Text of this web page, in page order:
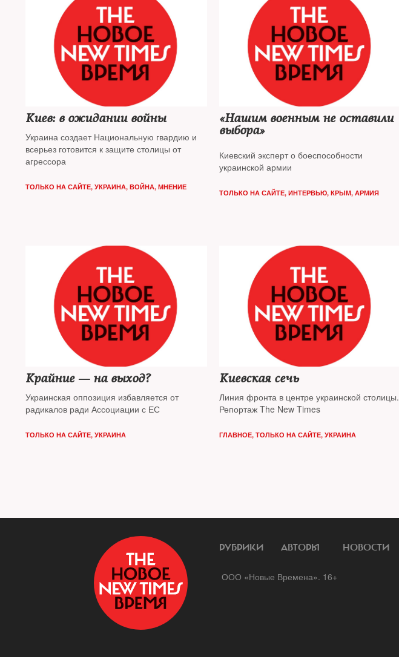
Киев: в ожидании войны
Украина создает Национальную гвардию и
всерьез готовится к защите столицы от
агрессора
ТОЛЬКО НА САЙТЕ, УКРАИНА, ВОЙНА, МНЕНИЕ
«Нашим военным не оставили
выбора»
Киевский эксперт о боеспособности
украинской армии
ТОЛЬКО НА САЙТЕ, ИНТЕРВЬЮ, КРЫМ, АРМИЯ
Крайние — на выход?
Украинская оппозиция избавляется от
радикалов ради Ассоциации с ЕС
ТОЛЬКО НА САЙТЕ, УКРАИНА
Киевская сечь
Линия фронта в центре украинской столицы.
Репортаж The New Times
ГЛАВНОЕ, ТОЛЬКО НА САЙТЕ, УКРАИНА
РУБРИКИ АВТОРЫ НОВОСТИ
ООО «Новые Времена». 16+